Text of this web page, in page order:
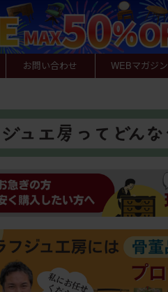
お問い合わせ WEBマガジン